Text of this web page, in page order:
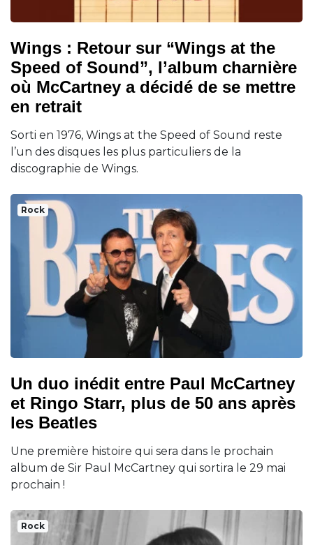
Wings : Retour sur “Wings at the
Speed of Sound”, l’album charnière
où McCartney a décidé de se mettre
en retrait
Sorti en 1976, Wings at the Speed of Sound reste
l’un des disques les plus particuliers de la
discographie de Wings.
Rock
Un duo inédit entre Paul McCartney
et Ringo Starr, plus de 50 ans après
les Beatles
Une première histoire qui sera dans le prochain
album de Sir Paul McCartney qui sortira le 29 mai
prochain !
Rock